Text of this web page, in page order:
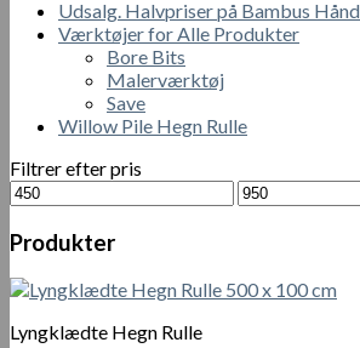
Udsalg. Halvpriser på Bambus
Værktøjer for Alle Produkter
Bore Bits
Malerværktøj
Save
Willow Pile Hegn Rulle
Filtrer efter pris
Mindste
pris
Højeste
pris
Produkter
Lyngklædte Hegn Rulle